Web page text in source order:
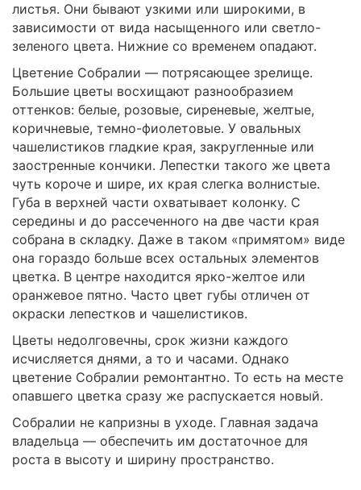
листья. Они бывают узкими или широкими, в
зависимости от вида насыщенного или светло-
зеленого цвета. Нижние со временем опадают.
Цветение Собралии — потрясающее зрелище.
Большие цветы восхищают разнообразием
оттенков: белые, розовые, сиреневые, желтые,
коричневые, темно-фиолетовые. У овальных
чашелистиков гладкие края, закругленные или
заостренные кончики. Лепестки такого же цвета
чуть короче и шире, их края слегка волнистые.
Губа в верхней части охватывает колонку. С
середины и до рассеченного на две части края
собрана в складку. Даже в таком «примятом» виде
она гораздо больше всех остальных элементов
цветка. В центре находится ярко-желтое или
оранжевое пятно. Часто цвет губы отличен от
окраски лепестков и чашелистиков.
Цветы недолговечны, срок жизни каждого
исчисляется днями, а то и часами. Однако
цветение Собралии ремонтантно. То есть на месте
опавшего цветка сразу же распускается новый.
Собралии не капризны в уходе. Главная задача
владельца — обеспечить им достаточное для
роста в высоту и ширину пространство.